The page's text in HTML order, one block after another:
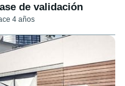
de validación
4 años